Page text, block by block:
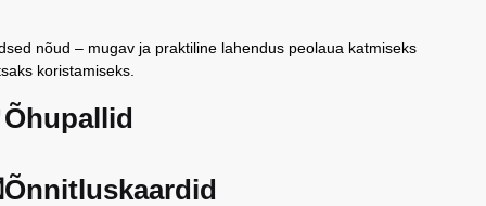
nõud – mugav ja praktiline lahendus peolaua katmiseks
koristamiseks.